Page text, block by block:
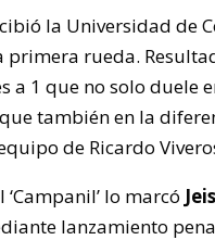
la Universidad de
primera rueda.
a 1 que no solo duele
también en la
de Ricardo
lo marcó
lanzamiento